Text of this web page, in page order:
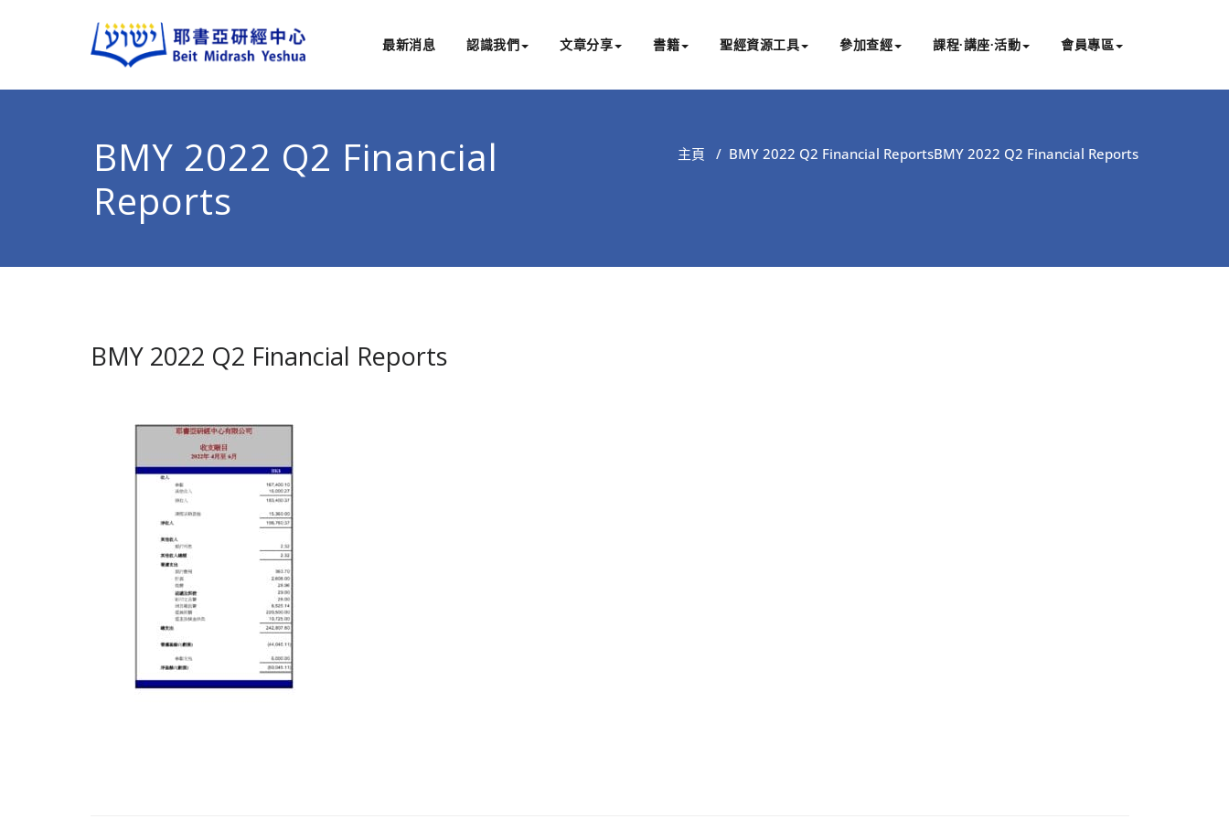
最新消息 認識我們 文章分享 書籍 聖經資源工具 參加查經 課程∙講座∙活動 會員專區
BMY 2022 Q2 Financial
Reports
主頁 / BMY 2022 Q2 Financial ReportsBMY 2022 Q2 Financial Reports
BMY 2022 Q2 Financial Reports